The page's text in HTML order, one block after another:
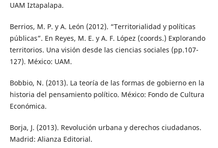
UAM Iztapalapa.
Berrios, M. P. y A. León (2012). “Territorialidad y políticas
públicas”. En Reyes, M. E. y A. F. López (coords.) Explorando
territorios. Una visión desde las ciencias sociales (pp.107-
127). México: UAM.
Bobbio, N. (2013). La teoría de las formas de gobierno en la
historia del pensamiento político. México: Fondo de Cultura
Económica.
Borja, J. (2013). Revolución urbana y derechos ciudadanos.
Madrid: Alianza Editorial.